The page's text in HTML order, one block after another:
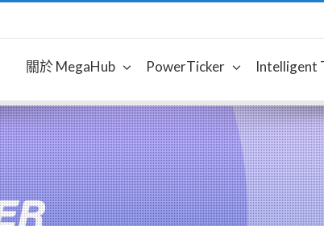
關於 MegaHub PowerTicker Intelligent